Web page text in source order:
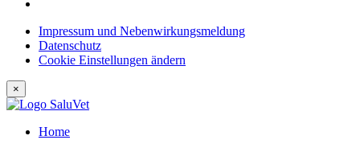
Impressum und Nebenwirkungsmeldung
Datenschutz
Cookie Einstellungen ändern
×
Home